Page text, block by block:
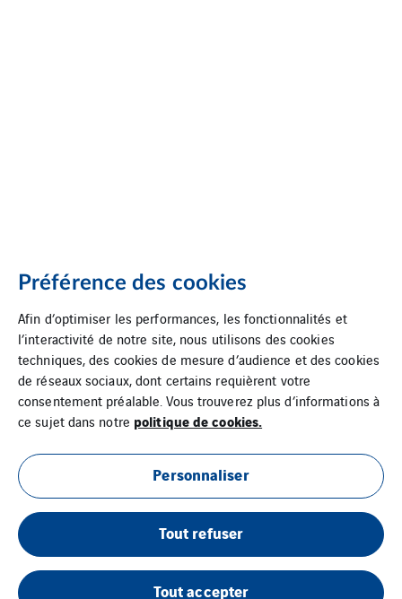
Préférence des cookies
Afin d’optimiser les performances, les fonctionnalités et
l’interactivité de notre site, nous utilisons des cookies
techniques, des cookies de mesure d’audience et des cookies
de réseaux sociaux, dont certains requièrent votre
consentement préalable. Vous trouverez plus d’informations à
ce sujet dans notre politique de cookies.
Personnaliser
Tout refuser
Tout accepter